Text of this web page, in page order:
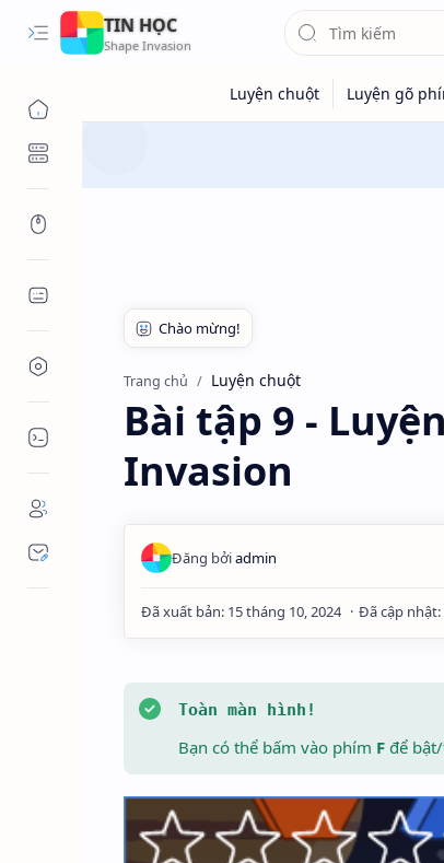
TIN HỌC
Trang chủ Luyện chuột
Bài tập 9 -
Invasion
Toàn màn hình!
Bạn có thể bấm vào phím Fđể bật/